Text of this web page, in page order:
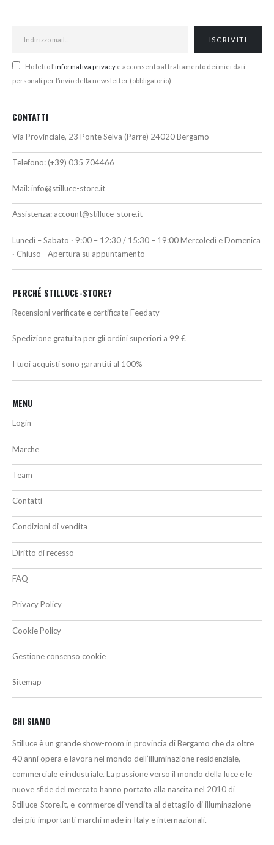
Ho letto l'informativa privacy e acconsento al trattamento dei miei dati
personali per l’invio della newsletter (obbligatorio)
CONTATTI
Via Provinciale, 23 Ponte Selva (Parre) 24020 Bergamo
Telefono: (+39) 035 704466
Mail:info@stilluce-store.it
Assistenza: account@stilluce-store.it
Lunedì – Sabato · 9:00 – 12:30 / 15:30 – 19:00 Mercoledì e Domenica
· Chiuso - Apertura su appuntamento
PERCHÉ STILLUCE-STORE?
Recensioni verificate e certificate Feedaty
Spedizione gratuita per gli ordini superiori a 99 €
I tuoi acquisti sono garantiti al 100%
MENU
Login
Marche
Team
Contatti
Condizioni di vendita
Diritto di recesso
FAQ
Privacy Policy
Cookie Policy
Gestione consenso cookie
Sitemap
CHI SIAMO
Stilluce è un grande show-room in provincia di Bergamo che da oltre
40 anni opera e lavora nel mondo dell’illuminazione residenziale,
commerciale e industriale. La passione verso il mondo della luce e le
nuove sfide del mercato hanno portato alla nascita nel 2010 di
Stilluce-Store.it, e-commerce di vendita al dettaglio di illuminazione
dei più importanti marchi made in Italy e internazionali.